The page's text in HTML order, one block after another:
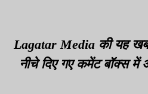
Lagatar Media की यह
नीचे दिए गए कमेंट बॉक्स में